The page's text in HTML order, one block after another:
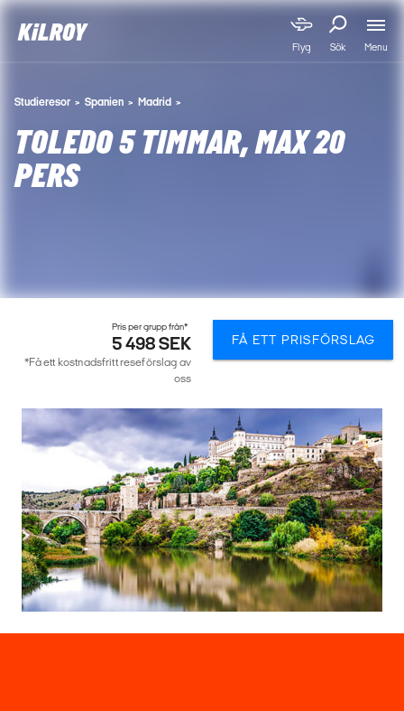
Flyg Sök Menu
Studieresor Spanien Madrid
TOLEDO 5 TIMMAR, MAX 20
PERS
Pris per grupp från*
5 498 SEK
*Få ett kostnadsfritt reseförslag av
oss
FÅ ETT PRISFÖRSLAG